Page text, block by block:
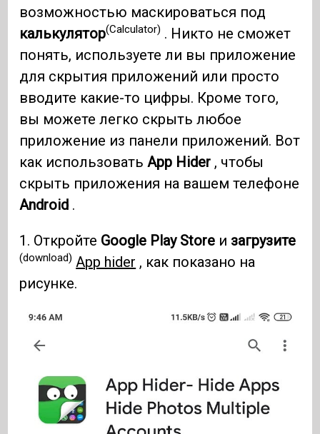
возможностью маскироваться под
калькулятор(Calculator) . Никто не сможет
понять, используете ли вы приложение
для скрытия приложений или просто
вводите какие-то цифры. Кроме того,
вы можете легко скрыть любое
приложение из панели приложений. Вот
как использовать App Hider , чтобы
скрыть приложения на вашем телефоне
Android .
1. Откройте Google Play Store и загрузите
(download) App hider , как показано на
рисунке.